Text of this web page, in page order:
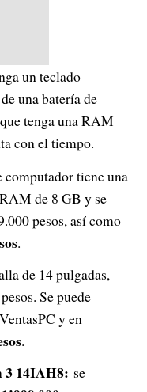
un teclado
una batería de
tenga una RAM
con el tiempo.
computador tiene una
de 8 GB y se
pesos, así como
.
de 14 pulgadas,
Se puede
y en
.
3 14IAH8: se